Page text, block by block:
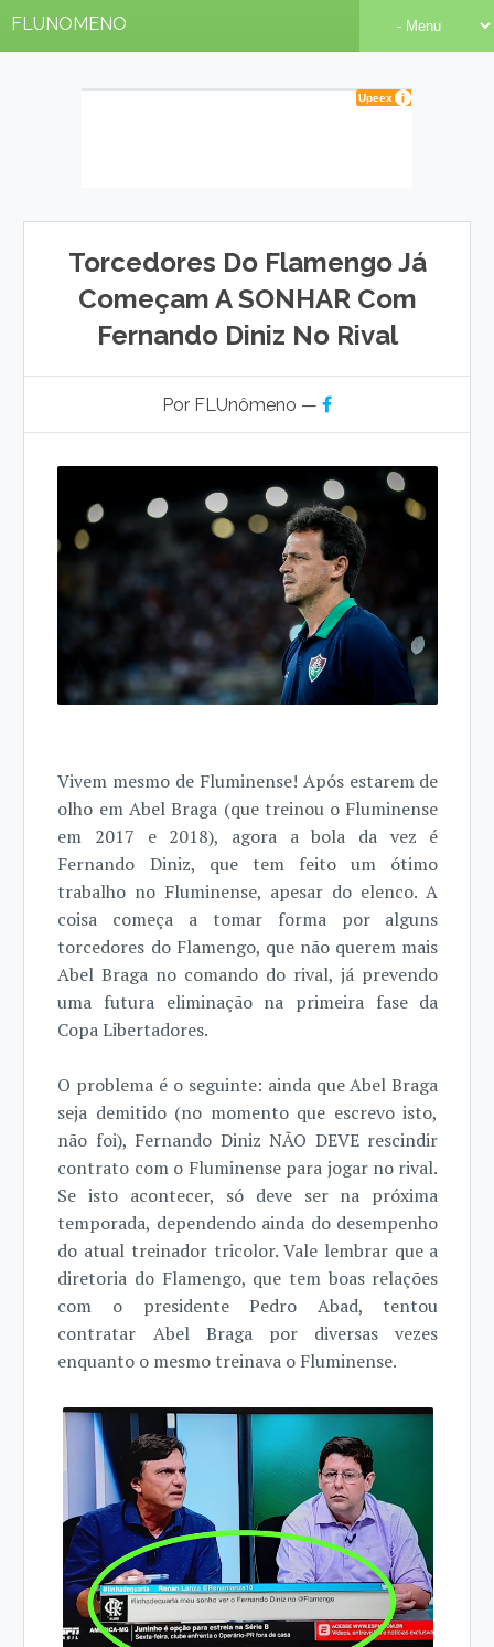
FLUNOMENO
Torcedores Do Flamengo Já
Começam A SONHAR Com
Fernando Diniz No Rival
Por FLUnômeno —
Vivem mesmo de Fluminense! Após estarem de
olho em Abel Braga (que treinou o Fluminense
em 2017 e 2018), agora a bola da vez é
Fernando Diniz, que tem feito um ótimo
trabalho no Fluminense, apesar do elenco. A
coisa começa a tomar forma por alguns
torcedores do Flamengo, que não querem mais
Abel Braga no comando do rival, já prevendo
uma futura eliminação na primeira fase da
Copa Libertadores.
O problema é o seguinte: ainda que Abel Braga
seja demitido (no momento que escrevo isto,
não foi), Fernando Diniz NÃO DEVE rescindir
contrato com o Fluminense para jogar no rival.
Se isto acontecer, só deve ser na próxima
temporada, dependendo ainda do desempenho
do atual treinador tricolor. Vale lembrar que a
diretoria do Flamengo, que tem boas relações
com o presidente Pedro Abad, tentou
contratar Abel Braga por diversas vezes
enquanto o mesmo treinava o Fluminense.